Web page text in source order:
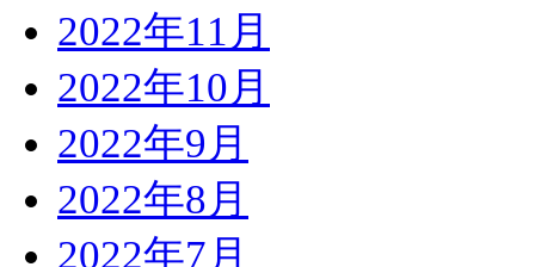
2022年11月
2022年10月
2022年9月
2022年8月
2022年7月